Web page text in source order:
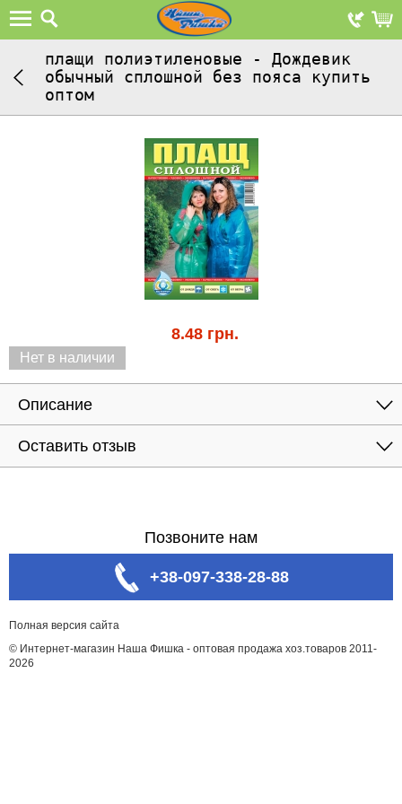
плащи полиэтиленовые - Дождевик
обычный сплошной без пояса купить
оптом
8.48 грн.
Нет в наличии
Описание
Оставить отзыв
Позвоните нам
+38-097-338-28-88
Полная версия сайта
© Интернет-магазин Наша Фишка - оптовая продажа хоз.товаров 2011-
2026